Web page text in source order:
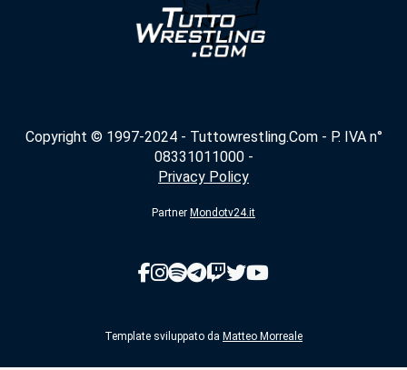
Copyright © 1997-2024 - Tuttowrestling.Com - P. IVA n°
08331011000 -
Privacy Policy
Partner Mondotv24.it
Template sviluppato da Matteo Morreale